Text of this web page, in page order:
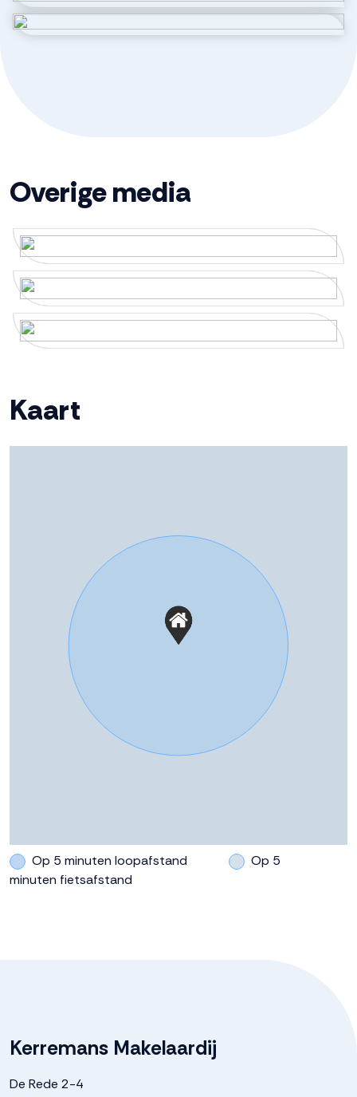
Kadastrale gegevens
Buitenruimte
Tuin Achtertuin
Achtertuin 65 m²
Overige media
Kaart
Op 5 minuten loopafstand
Op 5
minuten fietsafstand
Kerremans Makelaardij
De Rede 2-4